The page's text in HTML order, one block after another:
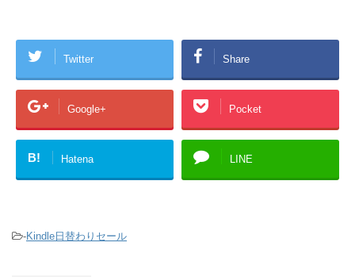
Twitter Share
Google+ Pocket
B! Hatena LINE
-Kindle日替わりセール